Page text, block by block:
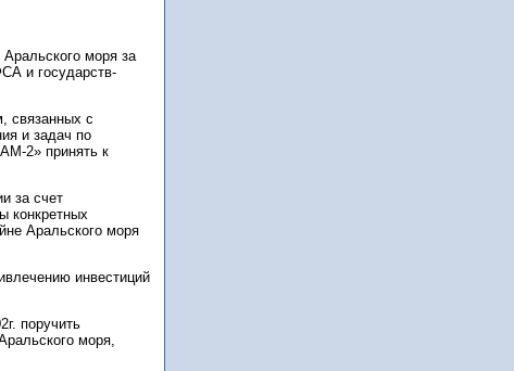
моря за
и государств-
связанных с
и задач по
2» принять к
за счет
конкретных
Аральского моря
инвестиций
поручить
моря,